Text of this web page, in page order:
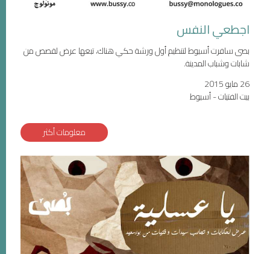
اجطعي النفس
بصى سافرت أسيوط لتنظيم أول ورشة حكي هناك، تبعها عرض لقصص من
شابات وشباب المدينة.
26 مايو 2015
بيت الفتيات - أسيوط
معلومات أكثر